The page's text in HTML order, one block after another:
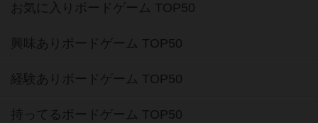
お気に入りボードゲーム TOP50
興味ありボードゲーム TOP50
経験ありボードゲーム TOP50
持ってるボードゲーム TOP50